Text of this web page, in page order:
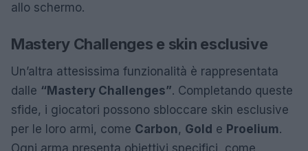
allo schermo.
Mastery Challenges e skin esclusive
Un’altra attesissima funzionalità è rappresentata
dalle “Mastery Challenges”. Completando queste
sfide, i giocatori possono sbloccare skin esclusive
per le loro armi, come Carbon, Gold e Proelium.
Ogni arma presenta obiettivi specifici, come